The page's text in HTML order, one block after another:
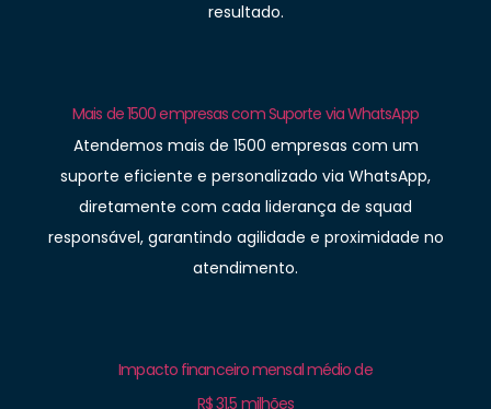
resultado.
Mais de 1500 empresas com Suporte via WhatsApp
Atendemos mais de 1500 empresas com um
suporte eficiente e personalizado via WhatsApp,
diretamente com cada liderança de squad
responsável, garantindo agilidade e proximidade no
atendimento.
Impacto financeiro mensal médio de
R$ 31,5 milhões